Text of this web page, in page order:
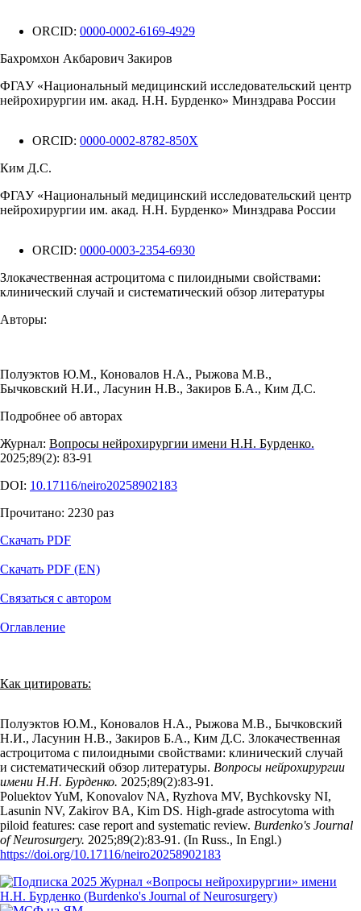
ORCID: 0000-0002-6169-4929
Бахромхон Акбарович Закиров
ФГАУ «Национальный медицинский исследовательский центр
нейрохирургии им. акад. Н.Н. Бурденко» Минздрава России
ORCID: 0000-0002-8782-850X
Ким Д.С.
ФГАУ «Национальный медицинский исследовательский центр
нейрохирургии им. акад. Н.Н. Бурденко» Минздрава России
ORCID: 0000-0003-2354-6930
Злокачественная астроцитома с пилоидными свойствами:
клинический случай и систематический обзор литературы
Авторы:
Полуэктов Ю.М., Коновалов Н.А., Рыжова М.В.,
Бычковский Н.И., Ласунин Н.В., Закиров Б.А., Ким Д.С.
Подробнее об авторах
Журнал: Вопросы нейрохирургии имени Н.Н. Бурденко.
2025;89(2): 83‑91
DOI: 10.17116/neiro20258902183
Прочитано: 2230 раз
Скачать PDF
Скачать PDF (EN)
Связаться с автором
Оглавление
Как цитировать:
Полуэктов Ю.М., Коновалов Н.А., Рыжова М.В., Бычковский
Н.И., Ласунин Н.В., Закиров Б.А., Ким Д.С. Злокачественная
астроцитома с пилоидными свойствами: клинический случай
и систематический обзор литературы. Вопросы нейрохирургии
имени Н.Н. Бурденко. 2025;89(2):83‑91.
Poluektov YuM, Konovalov NA, Ryzhova MV, Bychkovsky NI,
Lasunin NV, Zakirov BA, Kim DS. High-grade astrocytoma with
piloid features: case report and systematic review. Burdenko's Journal
of Neurosurgery. 2025;89(2):83‑91. (In Russ., In Engl.)
https://doi.org/10.17116/neiro20258902183